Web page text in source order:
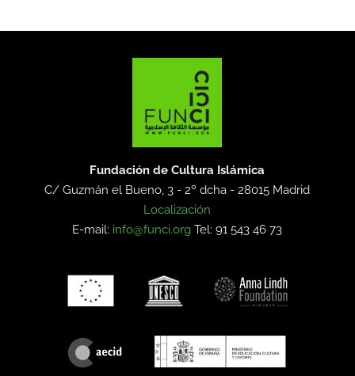
Fundación de Cultura Islámica
C/ Guzmán el Bueno, 3 - 2º dcha -28015 Madrid
Localización
E-mail: info@funci.org Tel: 91 543 46 73